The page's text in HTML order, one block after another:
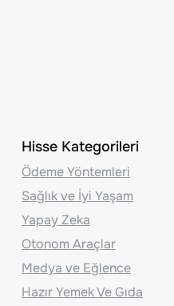
Hisse Kategorileri
Ödeme Yöntemleri
Sağlık ve İyi Yaşam
Yapay Zeka
Otonom Araçlar
Medya ve Eğlence
Hazır Yemek Ve Gıda